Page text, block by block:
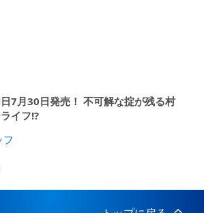
日7月30日発売！ 不可解な掟が残る村
イフ!?
フ